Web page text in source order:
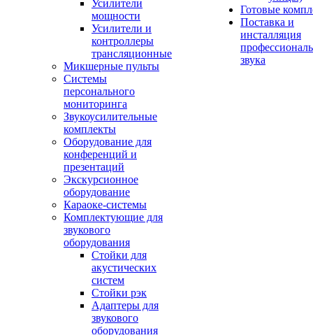
Усилители
мощности
Усилители и
контроллеры
трансляционные
Микшерные пульты
Системы
персонального
мониторинга
Звукоусилительные
комплекты
Оборудование для
конференций и
презентаций
Экскурсионное
оборудование
Караоке-системы
Комплектующие для
звукового
оборудования
Стойки для
акустических
систем
Стойки рэк
Адаптеры для
звукового
оборудования
Готовые
Поставка и
инсталляция
звука